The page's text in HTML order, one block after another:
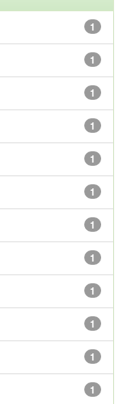
1
1
1
1
1
1
1
1
1
1
1
1